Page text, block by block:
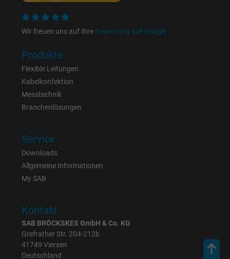
Wir freuen uns auf Ihre Bewertung auf Google
Produkte
Flexible Leitungen
Kabelkonfektion
Messtechnik
Branchenlösungen
Service
Downloads
Allgemeine Informationen
My SAB
Kontakt
SAB BRÖCKSKES GmbH & Co. KG
Grefrather Str. 204-212b
41749 Viersen
Deutschland